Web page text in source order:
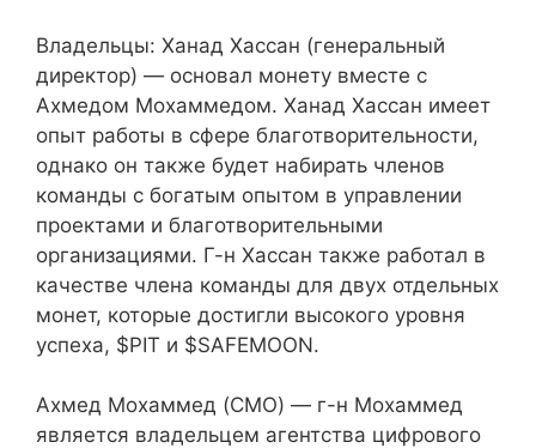
Владельцы: Ханад Хассан (генеральный
директор) — основал монету вместе с
Ахмедом Мохаммедом. Ханад Хассан имеет
опыт работы в сфере благотворительности,
однако он также будет набирать членов
команды с богатым опытом в управлении
проектами и благотворительными
организациями. Г-н Хассан также работал в
качестве члена команды для двух отдельных
монет, которые достигли высокого уровня
успеха, $PIT и $SAFEMOON.
Ахмед Мохаммед (CMO) — г-н Мохаммед
является владельцем агентства цифрового